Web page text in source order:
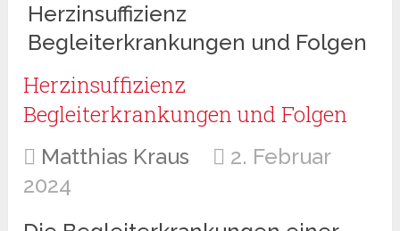
Herzinsuffizienz
Begleiterkrankungen und Folgen
Herzinsuffizienz
Begleiterkrankungen und Folgen
Matthias Kraus
2. Februar
2024